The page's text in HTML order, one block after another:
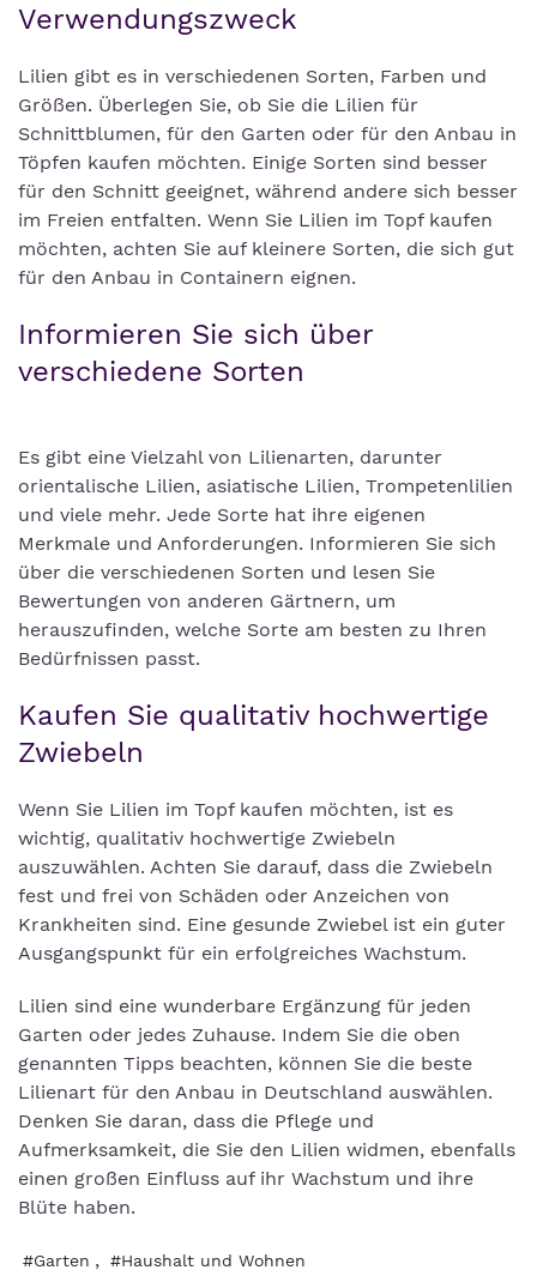
Verwendungszweck
Lilien gibt es in verschiedenen Sorten, Farben und
Größen. Überlegen Sie, ob Sie die Lilien für
Schnittblumen, für den Garten oder für den Anbau in
Töpfen kaufen möchten. Einige Sorten sind besser
für den Schnitt geeignet, während andere sich besser
im Freien entfalten. Wenn Sie Lilien im Topf kaufen
möchten, achten Sie auf kleinere Sorten, die sich gut
für den Anbau in Containern eignen.
Informieren Sie sich über
verschiedene Sorten
Es gibt eine Vielzahl von Lilienarten, darunter
orientalische Lilien, asiatische Lilien, Trompetenlilien
und viele mehr. Jede Sorte hat ihre eigenen
Merkmale und Anforderungen. Informieren Sie sich
über die verschiedenen Sorten und lesen Sie
Bewertungen von anderen Gärtnern, um
herauszufinden, welche Sorte am besten zu Ihren
Bedürfnissen passt.
Kaufen Sie qualitativ hochwertige
Zwiebeln
Wenn Sie Lilien im Topf kaufen möchten, ist es
wichtig, qualitativ hochwertige Zwiebeln
auszuwählen. Achten Sie darauf, dass die Zwiebeln
fest und frei von Schäden oder Anzeichen von
Krankheiten sind. Eine gesunde Zwiebel ist ein guter
Ausgangspunkt für ein erfolgreiches Wachstum.
Lilien sind eine wunderbare Ergänzung für jeden
Garten oder jedes Zuhause. Indem Sie die oben
genannten Tipps beachten, können Sie die beste
Lilienart für den Anbau in Deutschland auswählen.
Denken Sie daran, dass die Pflege und
Aufmerksamkeit, die Sie den Lilien widmen, ebenfalls
einen großen Einfluss auf ihr Wachstum und ihre
Blüte haben.
#Garten , #Haushalt und Wohnen